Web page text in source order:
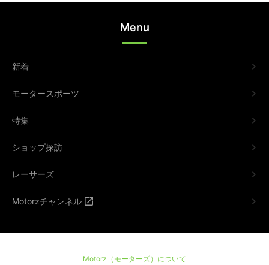
Menu
新着
モータースポーツ
特集
ショップ探訪
レーサーズ
Motorzチャンネル
Motorz（モーターズ）について